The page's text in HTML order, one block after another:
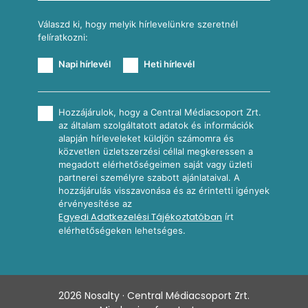
Válaszd ki, hogy melyik hírlevelünkre szeretnél
felíratkozni:
Napi hírlevél Heti hírlevél
Hozzájárulok, hogy a Central Médiacsoport Zrt.
az általam szolgáltatott adatok és információk
alapján hírleveleket küldjön számomra és
közvetlen üzletszerzési céllal megkeressen a
megadott elérhetőségeimen saját vagy üzleti
partnerei személyre szabott ajánlataival. A
hozzájárulás visszavonása és az érintetti igények
érvényesítése az
Egyedi Adatkezelési Tájékoztatóban írt
elérhetőségeken lehetséges.
2026 Nosalty · Central Médiacsoport Zrt.